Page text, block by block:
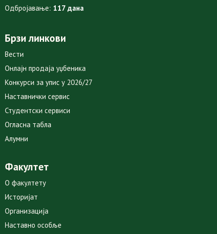
Одбројавање: 117 дана
Брзи линкови
Вести
Онлајн продаја уџбеника
Конкурси за упис у 2026/27
Наставнички сервис
Студентски сервиси
Огласна табла
Алумни
Факултет
О факултету
Историјат
Организација
Наставно особље